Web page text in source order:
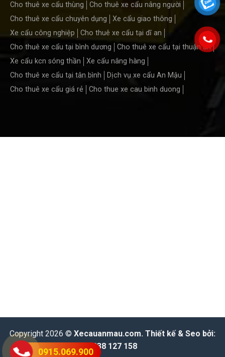
Cho thuê xe cẩu thùng
Cho thuê xe cẩu nâng người
Cho thuê xe cẩu chuyên dụng
Xe cẩu giao thông
Xe cẩu công nghiệp
Cho thuê xe cẩu tại dĩ an
Cho thuê xe cẩu tại bình dương
Cho thuê xe cẩu tại thuận an
Xe cẩu kcn sóng thần
Xe cẩu nâng hàng
Cho thuê xe cẩu tại tân bình
Dịch vụ xe cẩu An Mậu
Cho thuê xe cẩu giá rẻ
Cho thue xe cau binh duong
Copyright 2026 © Xecauanmau.com. Thiết kế & Seo bởi:
0938 127 158
0915.069.900